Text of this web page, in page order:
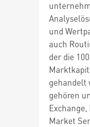
und
auch
der die
gehandelt
gehören
Market